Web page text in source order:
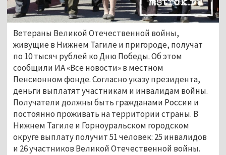
Ветераны Великой Отечественной войны,
живущие в Нижнем Тагиле и пригороде, получат
по 10 тысяч рублей ко Дню Победы. Об этом
сообщили ИА «Все новости» в местном
Пенсионном фонде. Согласно указу президента,
деньги выплатят участникам и инвалидам войны.
Получатели должны быть гражданами России и
постоянно проживать на территории страны. В
Нижнем Тагиле и Горноуральском городском
округе выплату получит 51 человек: 25 инвалидов
и 26 участников Великой Отечественной войны.